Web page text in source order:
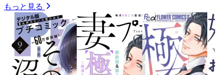
もっと見る